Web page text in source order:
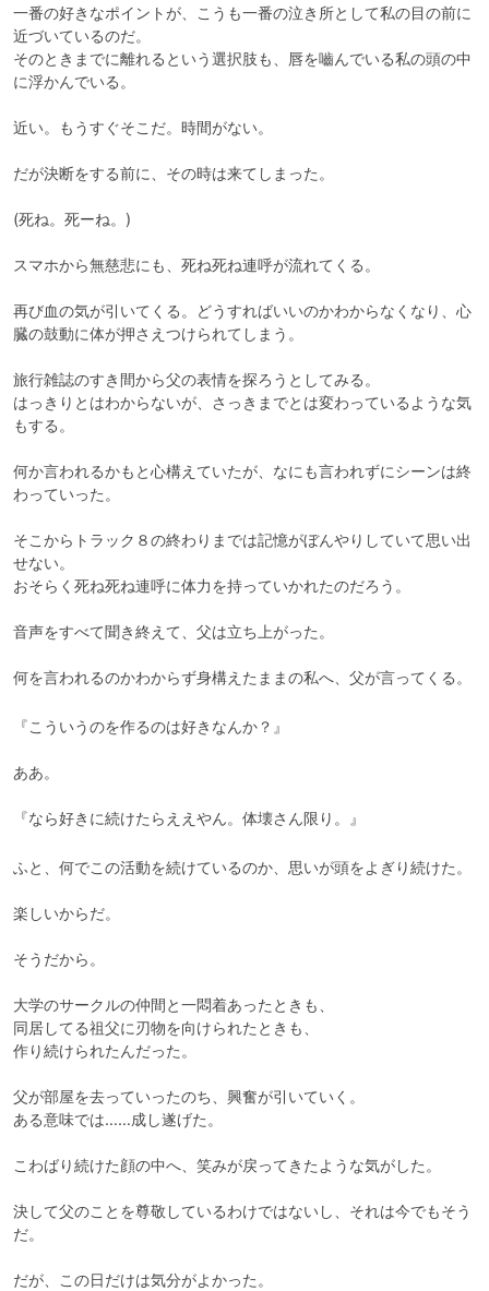
一番の好きなポイントが、こうも一番の泣き所として私の目の前に
近づいているのだ。
そのときまでに離れるという選択肢も、唇を嚙んでいる私の頭の中
に浮かんでいる。
近い。もうすぐそこだ。時間がない。
だが決断をする前に、その時は来てしまった。
(死ね。死ーね。)
スマホから無慈悲にも、死ね死ね連呼が流れてくる。
再び血の気が引いてくる。どうすればいいのかわからなくなり、心
臓の鼓動に体が押さえつけられてしまう。
旅行雑誌のすき間から父の表情を探ろうとしてみる。
はっきりとはわからないが、さっきまでとは変わっているような気
もする。
何か言われるかもと心構えていたが、なにも言われずにシーンは終
わっていった。
そこからトラック８の終わりまでは記憶がぼんやりしていて思い出
せない。
おそらく死ね死ね連呼に体力を持っていかれたのだろう。
音声をすべて聞き終えて、父は立ち上がった。
何を言われるのかわからず身構えたままの私へ、父が言ってくる。
『こういうのを作るのは好きなんか？』
ああ。
『なら好きに続けたらええやん。体壊さん限り。』
ふと、何でこの活動を続けているのか、思いが頭をよぎり続けた。
楽しいからだ。
そうだから。
大学のサークルの仲間と一悶着あったときも、
同居してる祖父に刃物を向けられたときも、
作り続けられたんだった。
父が部屋を去っていったのち、興奮が引いていく。
ある意味では……成し遂げた。
こわばり続けた顔の中へ、笑みが戻ってきたような気がした。
決して父のことを尊敬しているわけではないし、それは今でもそう
だ。
だが、この日だけは気分がよかった。